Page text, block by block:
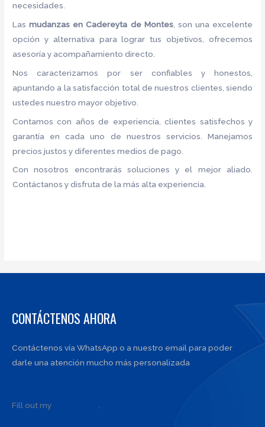
necesidades.
Lasmudanzas en Cadereyta de Montes, son una excelente
opción y alternativa para lograr tus objetivos, ofrecemos
asesoría y acompañamiento directo.
Nos caracterizamos por ser confiables y honestos,
apuntando a la satisfacción total de nuestros clientes, siendo
ustedes nuestro mayor objetivo.
Contamos con años de experiencia, clientes satisfechos y
garantía en cada uno de nuestros servicios. Manejamos
precios justos y diferentes medios de pago.
Con nosotros encontrarás soluciones y el mejor aliado.
Contáctanos y disfruta de la más alta experiencia.
CONTÁCTENOS AHORA
Contáctenos vía WhatsApp o a nuestro email para poder
darle una atención mucho más personalizada
Fill out my